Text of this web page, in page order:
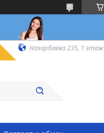
Назарбаева 235, 1